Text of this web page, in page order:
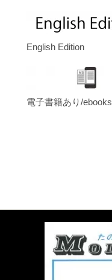
English Edition
電子書籍あり/ebooks